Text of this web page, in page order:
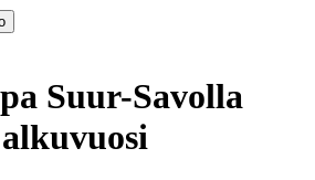
Suur-Savolla